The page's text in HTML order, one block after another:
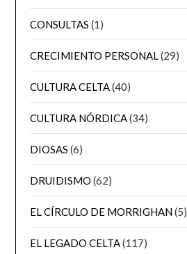
CONSULTAS (1)
CRECIMIENTO PERSONAL(29)
CULTURA CELTA(40)
CULTURA NÓRDICA(34)
DIOSAS (6)
DRUIDISMO (62)
EL CÍRCULO DE MORRIGHAN(5)
EL LEGADO CELTA(117)